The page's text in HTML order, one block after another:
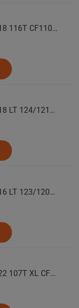
COMFORSER Автошина 265/70 R18 116T CF1100 RWL лето
COMFORSER Автошина 265/70 R18 LT 124/121S CF1100 10PR RWL лето
COMFORSER Автошина 265/75 R16 LT 123/120S CF1100 10PR RWL лето
COMFORSER Автошина 275/40 R22 107T XL CF1100 RWL лето